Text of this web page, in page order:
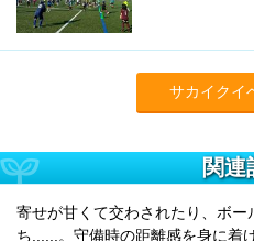
サカイクイ
関連
寄せが甘くて交わされたり、ボー
ち......。守備時の距離感を身に着